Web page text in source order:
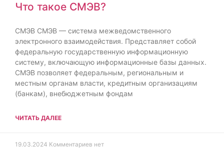
Что такое СМЭВ?
СМЭВ СМЭВ — система межведомственного
электронного взаимодействия. Представляет собой
федеральную государственную информационную
систему, включающую информационные базы данных.
СМЭВ позволяет федеральным, региональным и
местным органам власти, кредитным организациям
(банкам), внебюджетным фондам
ЧИТАТЬ ДАЛЕЕ
19.03.2024 Комментариев нет